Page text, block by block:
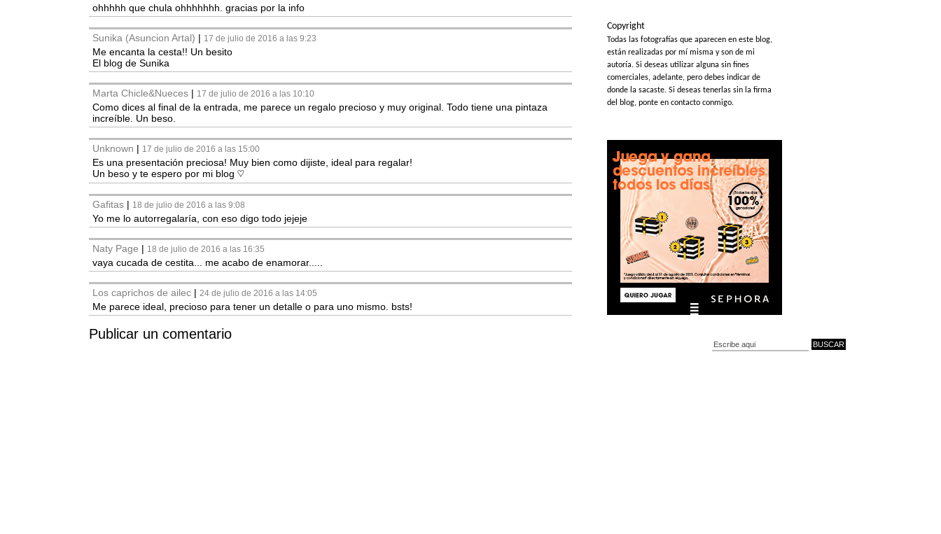
ohhhhh que chula ohhhhhhh. gracias por la info
Sunika (Asuncion Artal) | 17 de julio de 2016 a las 9:23
Me encanta la cesta!! Un besito
El blog de Sunika
Marta Chicle&Nueces | 17 de julio de 2016 a las 10:10
Como dices al final de la entrada, me parece un regalo precioso y muy original. Todo tiene una pintaza
increíble. Un beso.
Unknown | 17 de julio de 2016 a las 15:00
Es una presentación preciosa! Muy bien como dijiste, ideal para regalar!
Un beso y te espero por mi blog ♡
Gafitas | 18 de julio de 2016 a las 9:08
Yo me lo autorregalaría, con eso digo todo jejeje
Naty Page | 18 de julio de 2016 a las 16:35
vaya cucada de cestita... me acabo de enamorar.....
Los caprichos de ailec | 24 de julio de 2016 a las 14:05
Me parece ideal, precioso para tener un detalle o para uno mismo. bsts!
Publicar un comentario
Copyright
Todas las fotografías que aparecen en este blog,
están realizadas por mí misma y son de mi
autoría. Si deseas utilizar alguna sin fines
comerciales, adelante, pero debes indicar de
donde la sacaste. Si deseas tenerlas sin la firma
del blog, ponte en contacto conmigo.